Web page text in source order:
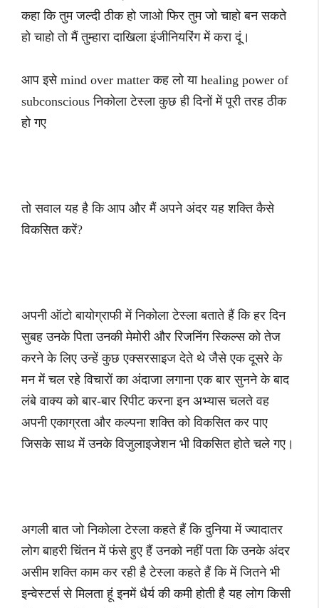
कहा कि तुम जल्दी ठीक हो जाओ फिर तुम जो चाहो बन सकते
हो चाहो तो मैं तुम्हारा दाखिला इंजीनियरिंग में करा दूं।
आप इसे mind over matter कह लो या healing power of
subconscious निकोला टेस्ला कुछ ही दिनों में पूरी तरह ठीक
हो गए
तो सवाल यह है कि आप और मैं अपने अंदर यह शक्ति कैसे
विकसित करें?
अपनी ऑटो बायोग्राफी में निकोला टेस्ला बताते हैं कि हर दिन
सुबह उनके पिता उनकी मेमोरी और रिजनिंग स्किल्स को तेज
करने के लिए उन्हें कुछ एक्सरसाइज देते थे जैसे एक दूसरे के
मन में चल रहे विचारों का अंदाजा लगाना एक बार सुनने के बाद
लंबे वाक्य को बार-बार रिपीट करना इन अभ्यास चलते वह
अपनी एकाग्रता और कल्पना शक्ति को विकसित कर पाए
जिसके साथ में उनके विजुलाइजेशन भी विकसित होते चले गए।
अगली बात जो निकोला टेस्ला कहते हैं कि दुनिया में ज्यादातर
लोग बाहरी चिंतन में फंसे हुए हैं उनको नहीं पता कि उनके अंदर
असीम शक्ति काम कर रही है टेस्ला कहते हैं कि में जितने भी
इन्वेस्टर्स से मिलता हूं इनमें धैर्य की कमी होती है यह लोग किसी